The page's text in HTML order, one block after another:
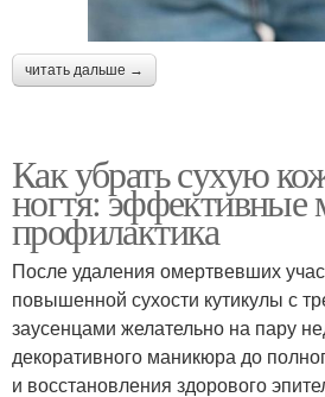
читать дальше →
Как убрать сухую
ногтя: эффективные
профилактика
После удаления омертвевших
повышенной сухости кутикулы с
заусенцами желательно на пару
декоративного маникюра до
и восстановления здорового